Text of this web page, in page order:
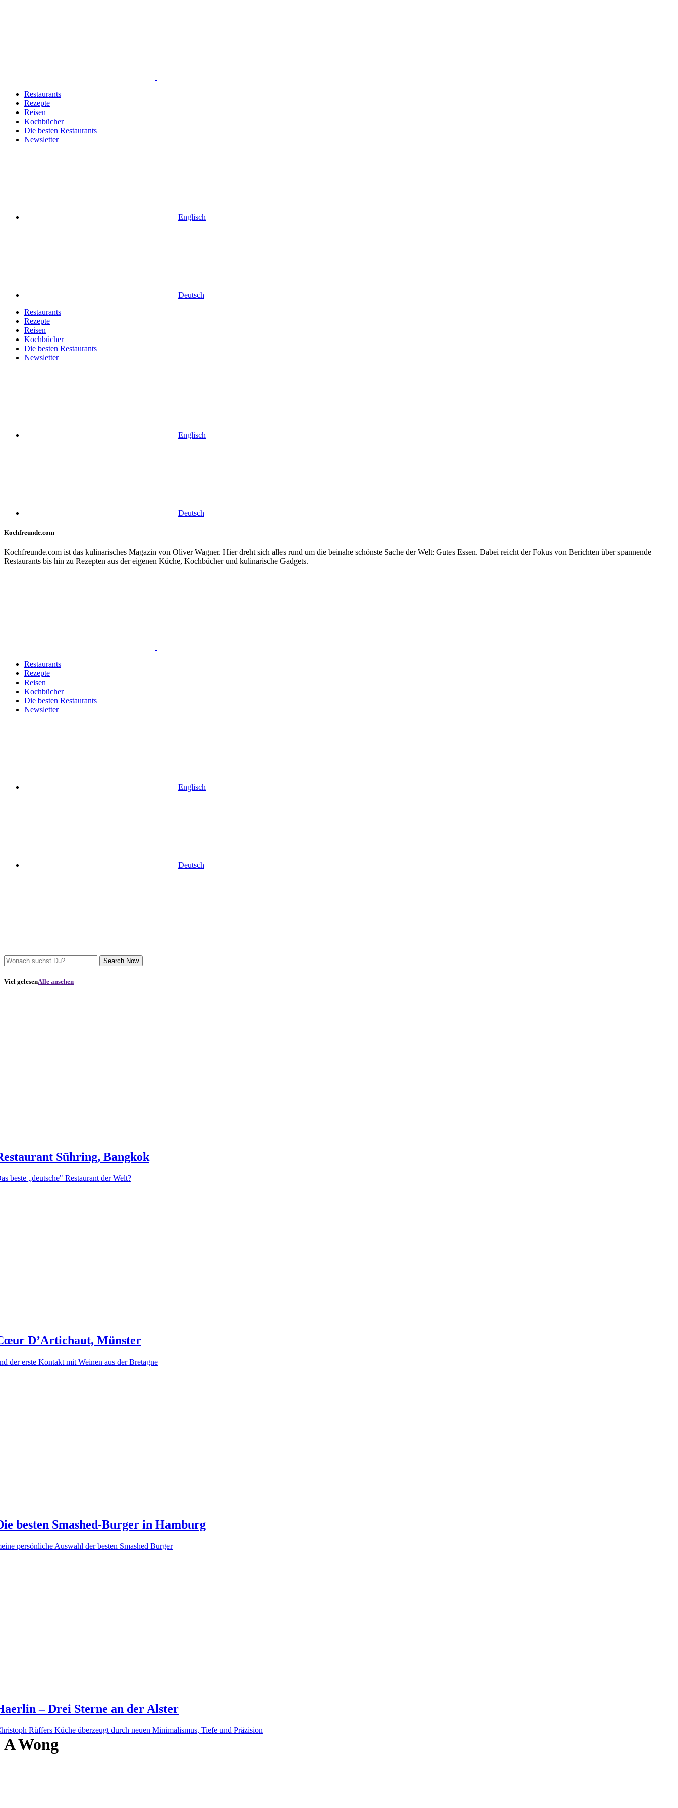
Restaurants
Rezepte
Reisen
Kochbücher
Die besten Restaurants
Newsletter
Englisch
Deutsch
Restaurants
Rezepte
Reisen
Kochbücher
Die besten Restaurants
Newsletter
Englisch
Deutsch
Kochfreunde.com
Kochfreunde.com ist das kulinarisches Magazin von Oliver Wagner. Hier dreht sich alles rund um die beinahe schönste Sache der Welt: Gutes Essen. Dabei reicht der Fokus von Berichten über spannende
Restaurants bis hin zu Rezepten aus der eigenen Küche, Kochbücher und kulinarische Gadgets.
Restaurants
Rezepte
Reisen
Kochbücher
Die besten Restaurants
Newsletter
Englisch
Deutsch
Search Now
Viel gelesenAlle ansehen
Sühring, Bangkok
beste „deutsche" Restaurant der Welt?
D’Artichaut, Münster
der erste Kontakt mit Weinen aus der Bretagne
besten Smashed-Burger in Hamburg
persönliche Auswahl der besten Smashed Burger
– Drei Sterne an der Alster
Rüffers Küche überzeugt durch neuen Minimalismus, Tiefe und Präzision
A Wong